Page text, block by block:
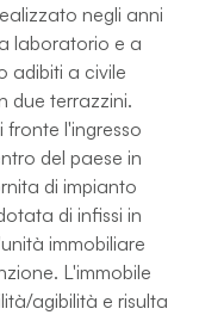
negli anni
laboratorio e a
adibiti a civile
due terrazzini.
fronte l'ingresso
del paese in
di impianto
di infissi in
immobiliare
L'immobile
agibilità e risulta